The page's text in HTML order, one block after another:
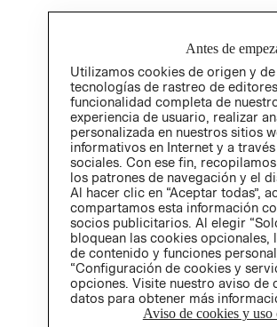
HOME
Antes de
Utilizamos cookies de origen y
tecnologías de rastreo de
funcionalidad completa de
experiencia de usuario, realizar
personalizada en nuestros sitios
informativos en Internet y a
sociales. Con ese fin,
los patrones de navegación y el
Al hacer clic en “Aceptar todas”,
compartamos esta información
socios publicitarios. Al elegir
bloquean las cookies opcionales,
de contenido y funciones
“Configuración de cookies y
opciones. Visite nuestro aviso
datos para obtener más
Aviso de cookies y uso